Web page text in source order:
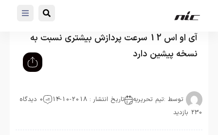
آی او اس 12 سرعت پردازش بیشتری نسبت به
نسخه پیشین دارد
توسط :تیم تحریریه تاریخ انتشار : 2018-10-14
0 دیدگاه
230 بازدید